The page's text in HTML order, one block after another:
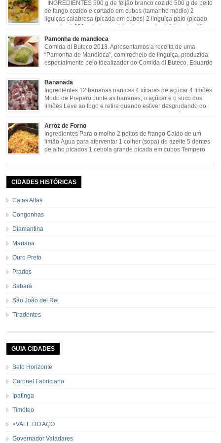
INGREDIENTES 500 g de feijão branco cozido 500 g de peito
de fango cozido e cortado em cubos (tamanho médio) 2
liguiças calabresa (picada em cubos) 2 linguiça paio (picado
em cubos) 300 g de bacon (picado em cubos) 1 lata de milho
verde 2 dentes de alho amassado 3 colheres de óleo 2 […]
Pamonha de mandioca
Comida di Buteco 2013. Apresentamos a receita de uma
“Pamonha de Mandioca”, com recheio de linguiça, produzida
especialmente pelo idealizador do Comida di Buteco, Eduardo
cebola picadinha 100gr de mandioca crua ralada e espremida 1 colher café
de manteiga 35ml de leite Palha de milho verde 1 […]
Bananada
Ingredientes 12 bananas nanicas 4 xícaras de açúcar 4 limões
Modo de Preparo Junte as bananas, o açúcar e o suco dos
limões Leve ao fogo e retire quando estiver desgrudando do
fundo da panela Tempo de Preparo Dificuldade: Fácil Tempo
de Preparo: 40 minutos http://eusoumineirouaiso.com.br/culinaria-
mineira/bananada#tempo-de-preparo
Arroz de Forno
Ingredientes Para o molho 2 peitos de frango Caldo de um
limão Água para aferventar 1 colher (sopa) de azeite 5 dentes
de alho picados 1 cebola grande picada em cubos Tempero
pele e sem sementes 1 pitada de noz moscada Salsa e cebolinha Pimenta
CIDADES HISTÓRICAS
Catas Altas
Congonhas
Diamantina
Mariana
Ouro Preto
Prados
Sabará
São João del Rei
Tiradentes
GUIA CIDADES
Belo Horizonte
Coronel Fabriciano
Ipatinga
Timóteo
>VALE DO AÇO
Governador Valadares